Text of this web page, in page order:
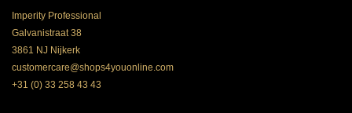
Imperity Professional
Galvanistraat 38
3861 NJ Nijkerk
customercare@shops4youonline.com
+31 (0) 33 258 43 43